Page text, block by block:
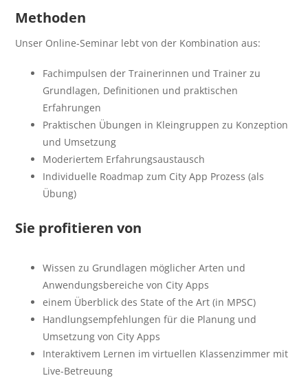
Methoden
Unser Online-Seminar lebt von der Kombination aus:
Fachimpulsen der Trainerinnen und Trainer zu
Grundlagen, Definitionen und praktischen
Erfahrungen
Praktischen Übungen in Kleingruppen zu Konzeption
und Umsetzung
Moderiertem Erfahrungsaustausch
Individuelle Roadmap zum City App Prozess (als
Übung)
Sie profitieren von
Wissen zu Grundlagen möglicher Arten und
Anwendungsbereiche von City Apps
einem Überblick des State of the Art (in MPSC)
Handlungsempfehlungen für die Planung und
Umsetzung von City Apps
Interaktivem Lernen im virtuellen Klassenzimmer mit
Live-Betreuung